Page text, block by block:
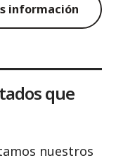
información
que
nuestros